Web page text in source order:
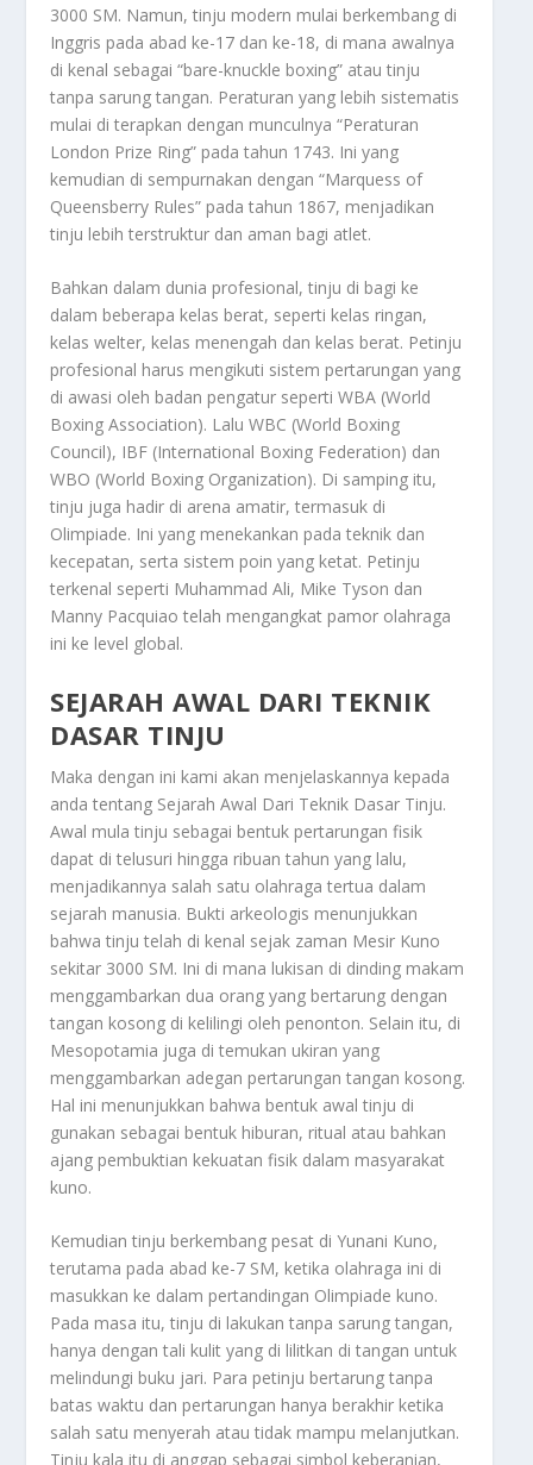
3000 SM. Namun, tinju modern mulai berkembang di
Inggris pada abad ke-17 dan ke-18, di mana awalnya
di kenal sebagai “bare-knuckle boxing” atau tinju
tanpa sarung tangan. Peraturan yang lebih sistematis
mulai di terapkan dengan munculnya “Peraturan
London Prize Ring” pada tahun 1743. Ini yang
kemudian di sempurnakan dengan “Marquess of
Queensberry Rules” pada tahun 1867, menjadikan
tinju lebih terstruktur dan aman bagi atlet.
Bahkan dalam dunia profesional, tinju di bagi ke
dalam beberapa kelas berat, seperti kelas ringan,
kelas welter, kelas menengah dan kelas berat. Petinju
profesional harus mengikuti sistem pertarungan yang
di awasi oleh badan pengatur seperti WBA (World
Boxing Association). Lalu WBC (World Boxing
Council), IBF (International Boxing Federation) dan
WBO (World Boxing Organization). Di samping itu,
tinju juga hadir di arena amatir, termasuk di
Olimpiade. Ini yang menekankan pada teknik dan
kecepatan, serta sistem poin yang ketat. Petinju
terkenal seperti Muhammad Ali, Mike Tyson dan
Manny Pacquiao telah mengangkat pamor olahraga
ini ke level global.
SEJARAH AWAL DARI TEKNIK
DASAR TINJU
Maka dengan ini kami akan menjelaskannya kepada
anda tentang Sejarah Awal Dari Teknik Dasar Tinju.
Awal mula tinju sebagai bentuk pertarungan fisik
dapat di telusuri hingga ribuan tahun yang lalu,
menjadikannya salah satu olahraga tertua dalam
sejarah manusia. Bukti arkeologis menunjukkan
bahwa tinju telah di kenal sejak zaman Mesir Kuno
sekitar 3000 SM. Ini di mana lukisan di dinding makam
menggambarkan dua orang yang bertarung dengan
tangan kosong di kelilingi oleh penonton. Selain itu, di
Mesopotamia juga di temukan ukiran yang
menggambarkan adegan pertarungan tangan kosong.
Hal ini menunjukkan bahwa bentuk awal tinju di
gunakan sebagai bentuk hiburan, ritual atau bahkan
ajang pembuktian kekuatan fisik dalam masyarakat
kuno.
Kemudian tinju berkembang pesat di Yunani Kuno,
terutama pada abad ke-7 SM, ketika olahraga ini di
masukkan ke dalam pertandingan Olimpiade kuno.
Pada masa itu, tinju di lakukan tanpa sarung tangan,
hanya dengan tali kulit yang di lilitkan di tangan untuk
melindungi buku jari. Para petinju bertarung tanpa
batas waktu dan pertarungan hanya berakhir ketika
salah satu menyerah atau tidak mampu melanjutkan.
Tinju kala itu di anggap sebagai simbol keberanian,